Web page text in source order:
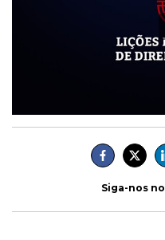
Siga-nos no